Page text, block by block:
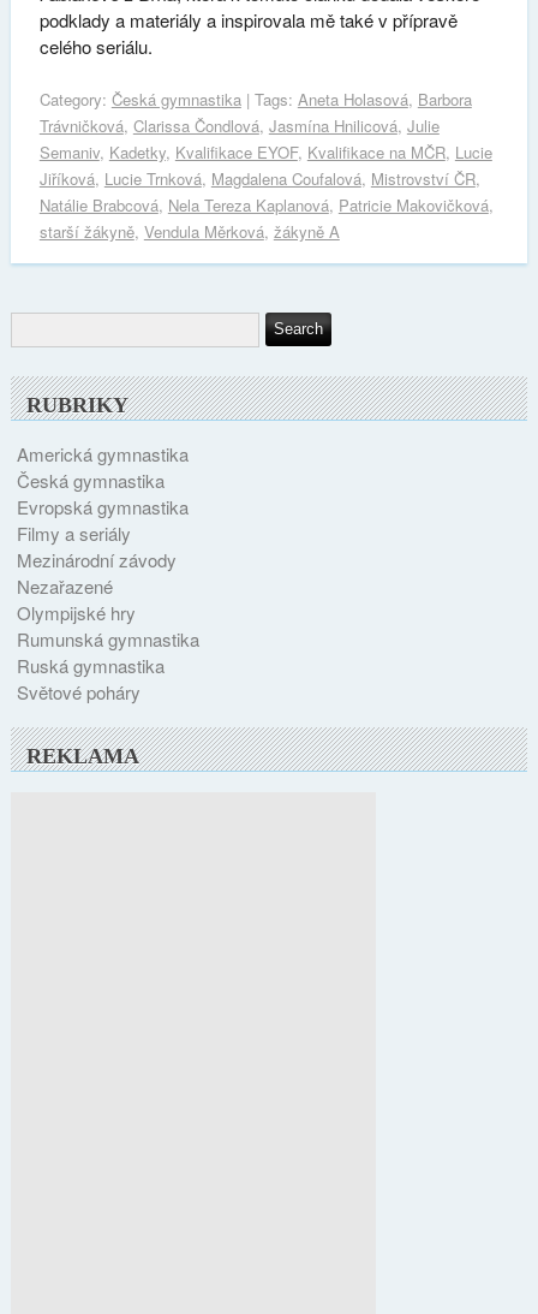
podklady a materiály a inspirovala mě také v přípravě
celého seriálu.
Category: Česká gymnastika| Tags: Aneta Holasová, Barbora
Trávničková, Clarissa Čondlová, Jasmína Hnilicová, Julie
Semaniv, Kadetky, Kvalifikace EYOF, Kvalifikace na MČR, Lucie
Jiříková, Lucie Trnková, Magdalena Coufalová, Mistrovství ČR,
Natálie Brabcová, Nela Tereza Kaplanová, Patricie Makovičková,
starší žákyně, Vendula Měrková, žákyně A
RUBRIKY
Americká gymnastika
Česká gymnastika
Evropská gymnastika
Filmy a seriály
Mezinárodní závody
Nezařazené
Olympijské hry
Rumunská gymnastika
Ruská gymnastika
Světové poháry
REKLAMA